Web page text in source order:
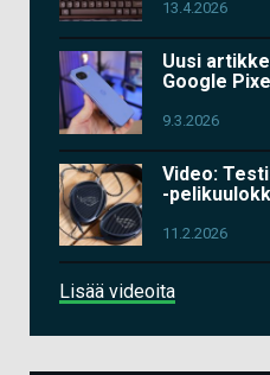
13.4.2026
Uusi
Google
9.3.2026
Video:
-
11.2.2026
Lisää videoita